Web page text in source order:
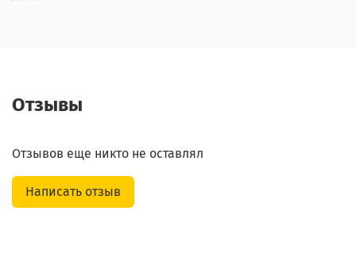
Отзывы
Отзывов еще никто не оставлял
Написать отзыв